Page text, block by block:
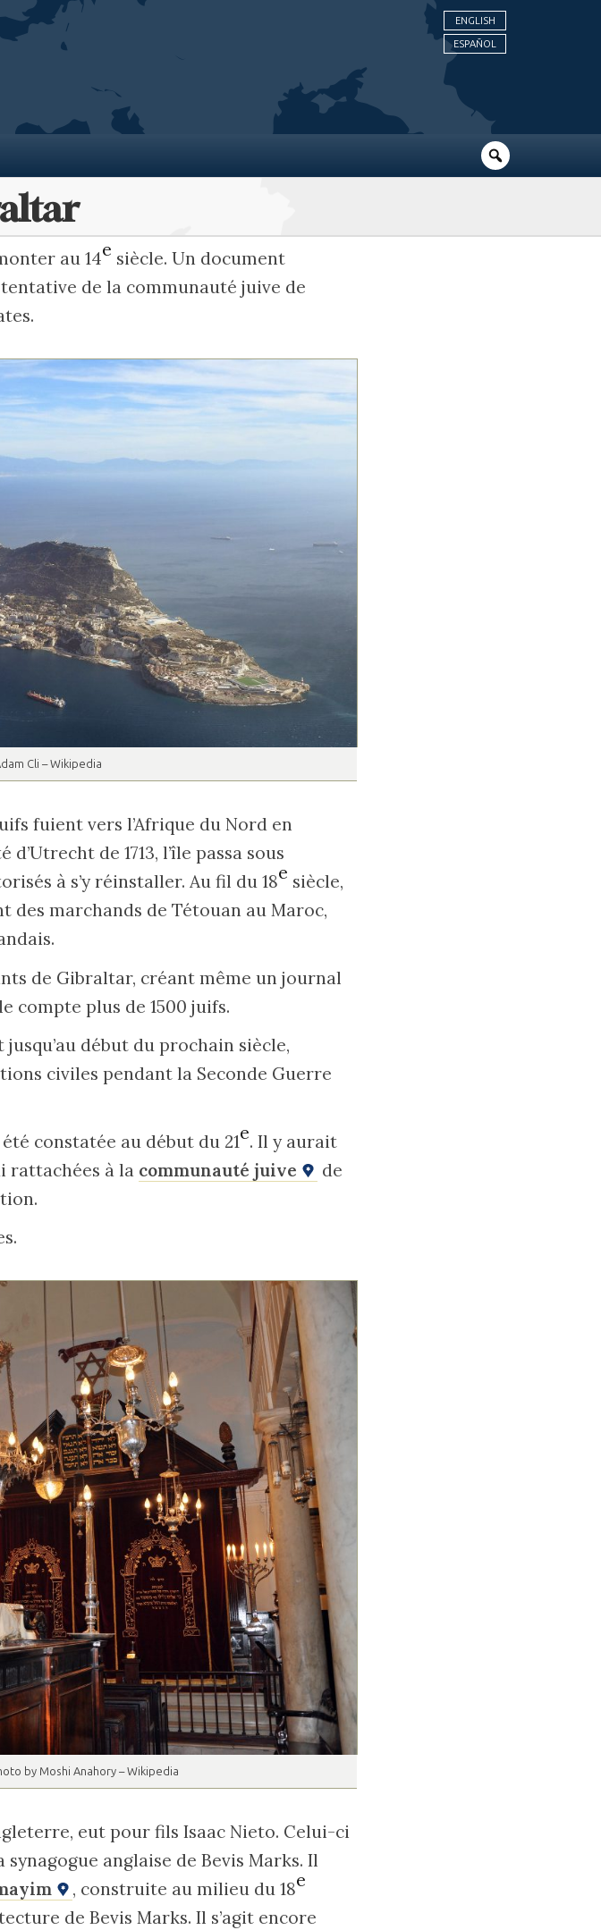
ENGLISH
ESPAÑOL
au 14e siècle. Un document
de la communauté juive de
Cli – Wikipedia
fuient vers l’Afrique du Nord en
de 1713, l’île passa sous
à s’y réinstaller. Au fil du 18e siècle,
des marchands de Tétouan au Maroc,
de Gibraltar, créant même un journal
compte plus de 1500 juifs.
début du prochain siècle,
civiles pendant la Seconde Guerre
constatée au début du 21e. Il y aurait
rattachées à la communauté juive
de
by Moshi Anahory – Wikipedia
eut pour fils Isaac Nieto. Celui-ci
anglaise de Bevis Marks. Il
, construite au milieu du 18e
de Bevis Marks. Il s’agit encore